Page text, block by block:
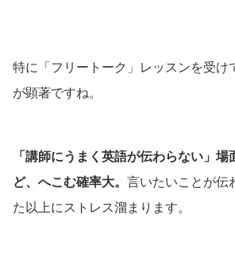
特に「フリートーク」レッスンを受け
が顕著ですね。
「講師にうまく英語が伝わらない」
ど、へこむ確率大。 言いたいことが伝
た以上にストレス溜まります。